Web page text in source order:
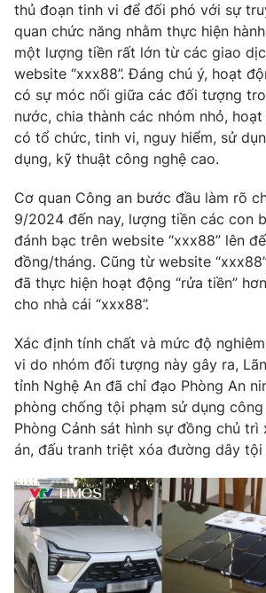
Thị trường 24h Tấm
VTV4 Vươn
VTV9 VTV8
Liên hệ tòa soạn English
THỜI BÁO VTV
Theo dõi báo trên
Cơ quan chủ quản:
Đài Truyền hình Việt
Cơ quan báo chí: Thời báo VTV
cấp ngày 29/12/2023
Tổng Biên tập:
Vũ Thanh Thủy
Phó Tổng Biên tập:Nguyễn Thị Mỹ Hạnh,
Nguyễn Trọng Ninh
Tổng đài VTV:024.38 355 931 - 024.38
thủ đoạn tinh vi để đối phó với sự
quan chức năng nhằm thực hiện
một lượng tiền rất lớn từ các giao
website “xxx88”. Đáng chú ý, hoạt
có sự móc nối giữa các đối tượng
nước, chia thành các nhóm nhỏ,
có tổ chức, tinh vi, nguy hiểm, sử
dụng, kỹ thuật công nghệ cao.
Cơ quan Công an bước đầu làm rõ
9/2024 đến nay, lượng tiền các con
đánh bạc trên website “xxx88” lên
đồng/tháng. Cũng từ website
đã thực hiện hoạt động “rửa tiền”
cho nhà cái “xxx88”.
Xác định tính chất và mức độ
vi do nhóm đối tượng này gây ra,
tỉnh Nghệ An đã chỉ đạo Phòng An
phòng chống tội phạm sử dụng
Phòng Cảnh sát hình sự đồng chủ trì
án, đấu tranh triệt xóa đường dây tội